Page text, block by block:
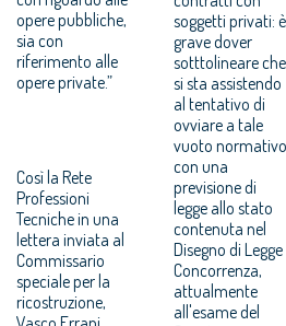
opere pubbliche,
sia con
riferimento alle
opere private.”
Così la Rete
Professioni
Tecniche in una
lettera inviata al
Commissario
speciale per la
ricostruzione,
soggetti privati: è
grave dover
sotttolineare che
si sta assistendo
al tentativo di
ovviare a tale
vuoto normativo
con una
previsione di
legge allo stato
contenuta nel
Disegno di Legge
Concorrenza,
attualmente
all'esame del